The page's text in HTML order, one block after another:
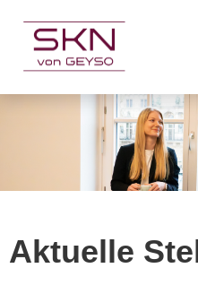
Stellenangebote
Aktuelle